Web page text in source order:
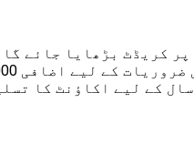
کریڈٹ بڑھایا جائے
لیے اضافی 1000 روپے بھی فراہم کرے گا۔
کے لیے اکاؤنٹ کا